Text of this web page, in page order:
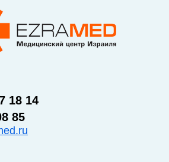
основному
содержанию
18 14
85